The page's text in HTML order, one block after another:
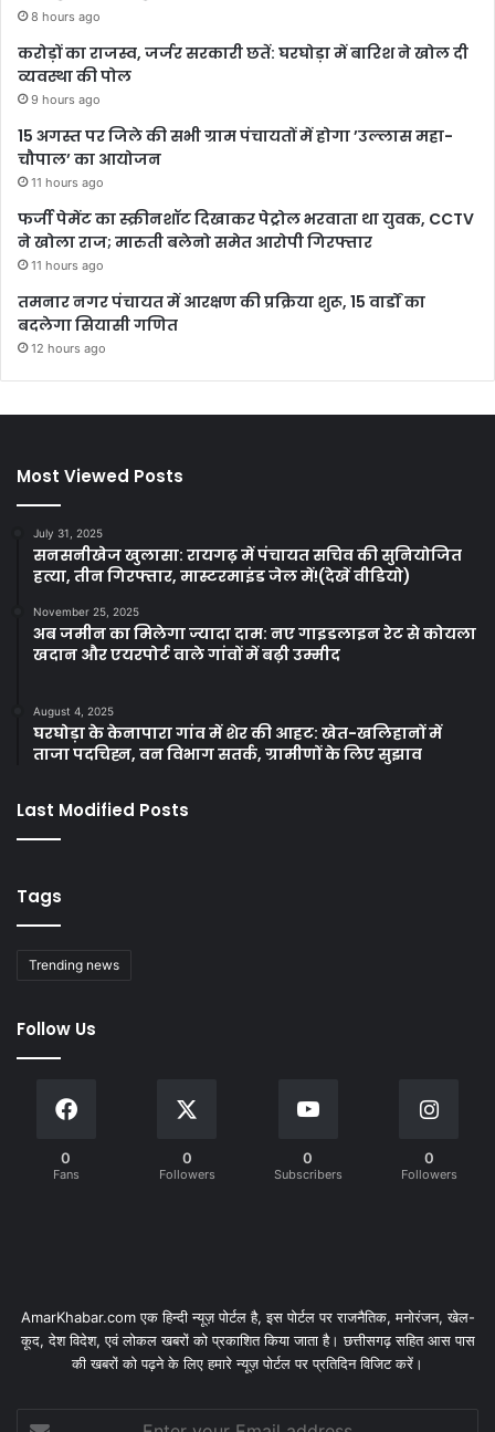
8 hours ago
करोड़ों का राजस्व, जर्जर सरकारी छतें: घरघोड़ा में बारिश ने खोल दी
व्यवस्था की पोल
9 hours ago
15 अगस्त पर जिले की सभी ग्राम पंचायतों में होगा ’उल्लास महा-
चौपाल’ का आयोजन
11 hours ago
फर्जी पेमेंट का स्क्रीनशॉट दिखाकर पेट्रोल भरवाता था युवक, CCTV
ने खोला राज; मारुती बलेनो समेत आरोपी गिरफ्तार
11 hours ago
तमनार नगर पंचायत में आरक्षण की प्रक्रिया शुरू, 15 वार्डों का
बदलेगा सियासी गणित
12 hours ago
Most Viewed Posts
July 31, 2025
सनसनीखेज खुलासा: रायगढ़ में पंचायत सचिव की सुनियोजित
हत्या, तीन गिरफ्तार, मास्टरमाइंड जेल में!(देखें वीडियो)
November 25, 2025
अब जमीन का मिलेगा ज्यादा दाम: नए गाइडलाइन रेट से कोयला
खदान और एयरपोर्ट वाले गांवों में बढ़ी उम्मीद
August 4, 2025
घरघोड़ा के केनापारा गांव में शेर की आहट: खेत-खलिहानों में
ताजा पदचिह्न, वन विभाग सतर्क, ग्रामीणों के लिए सुझाव
Last Modified Posts
Tags
Trending news
Follow Us
0
Fans
0
Followers
0
Subscribers
0
Followers
AmarKhabar.com एक हिन्दी न्यूज़ पोर्टल है, इस पोर्टल पर राजनैतिक, मनोरंजन, खेल-
कूद, देश विदेश, एवं लोकल खबरों को प्रकाशित किया जाता है। छत्तीसगढ़ सहित आस पास
की खबरों को पढ़ने के लिए हमारे न्यूज़ पोर्टल पर प्रतिदिन विजिट करें।